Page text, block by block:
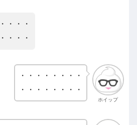
・・・
・・・
ホイップ
・・・・・・・・
・・・・・・・・